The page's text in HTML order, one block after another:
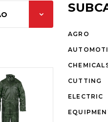
LER
MAIS
AGRO
CUTTING
ELECTRIC